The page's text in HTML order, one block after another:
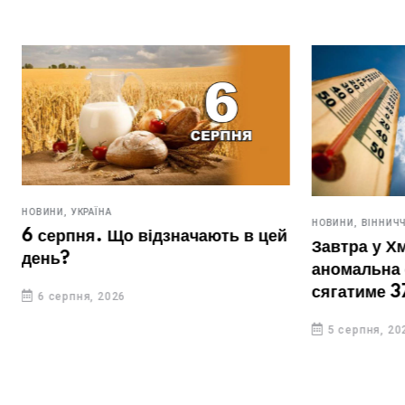
НОВИНИ, УКРАЇНА
6 серпня. Що відзначають в цей
день?
6 серпня, 2026
НОВИНИ,
Завтра у
аномальна
сягатиме
5 серпня,